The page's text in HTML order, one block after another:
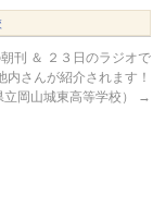
刊 ＆ ２３日のラジオで
内さんが紹介されます！
立岡山城東高等学校）
→